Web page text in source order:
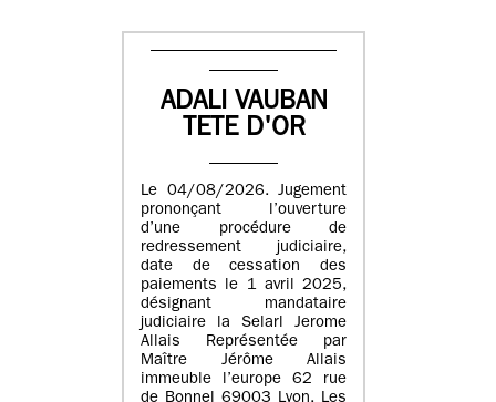
ADALI VAUBAN
TETE D'OR
Le 04/08/2026. Jugement
prononçant l’ouverture
d’une procédure de
redressement judiciaire,
date de cessation des
paiements le 1 avril 2025,
désignant mandataire
judiciaire la Selarl Jerome
Allais Représentée par
Maître Jérôme Allais
immeuble l’europe 62 rue